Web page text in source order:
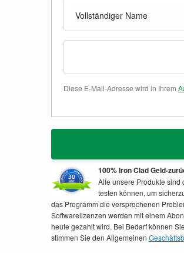
Diese E-Mail-Adresse wird in Ihrem
100% Iron Clad Geld-
Alle unsere Produkte sind
testen können, um
das Programm die versprochenen
Softwarelizenzen werden mit einem
heute gezahlt wird. Bei Bedarf können
stimmen Sie den Allgemeinen